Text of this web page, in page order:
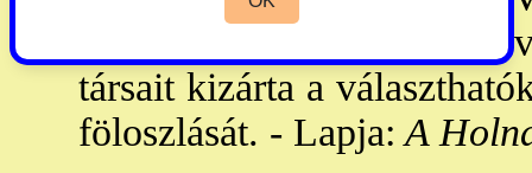
József. - Az új
társait kizárta a
föloszlását. - Lapja: A